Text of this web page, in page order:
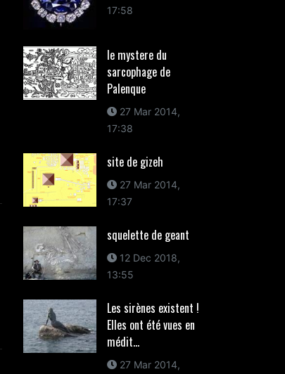
17:58
le mystere du
sarcophage de
Palenque
27 Mar 2014,
17:38
site de gizeh
27 Mar 2014,
17:37
squelette de geant
12 Dec 2018,
13:55
Les sirènes existent !
Elles ont été vues en
médit...
27 Mar 2014,